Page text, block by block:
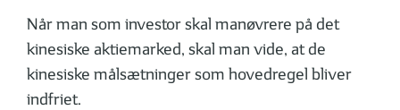
Når man som investor skal manøvrere på det
kinesiske aktiemarked, skal man vide, at de
kinesiske målsætninger som hovedregel bliver
indfriet.